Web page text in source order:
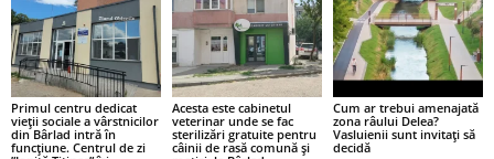
Primul centru dedicat
vieții sociale a vârstnicilor
din Bârlad intră în
funcțiune. Centrul de zi
Acesta este cabinetul
veterinar unde se fac
sterilizări gratuite pentru
câinii de rasă comună și
Cum ar trebui amenajată
zona râului Delea?
Vasluienii sunt invitați să
decidă